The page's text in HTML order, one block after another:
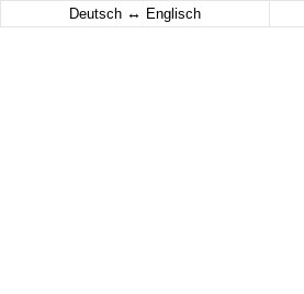
Deutsch ↔ Englisch